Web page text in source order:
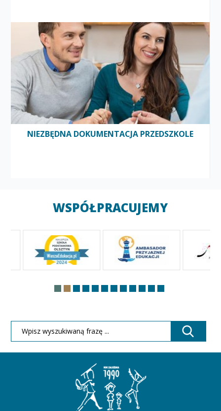
NIEZBĘDNA DOKUMENTACJA PRZEDSZKOLE
WSPÓŁPRACUJEMY